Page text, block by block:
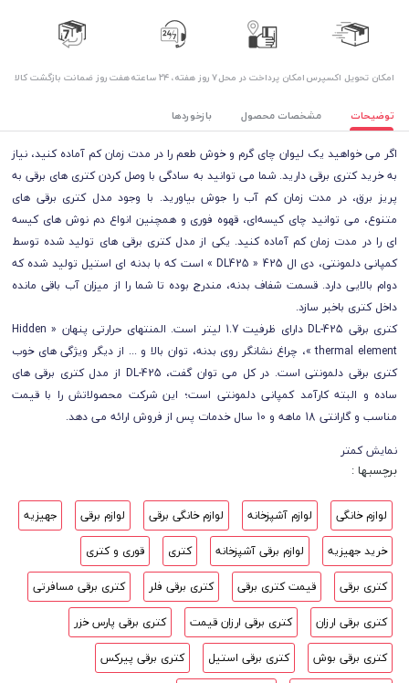
اﻣﮑﺎن ﺗﺤﻮﯾﻞ اﮐﺴﭙﺮسامکان پرداخت در محل۷ روز ﻫﻔﺘﻪ، ۲۴ ﺳﺎﻋﺘﻪ هفت روز ضمانت بازگشت کالا
توضیحات مشخصات محصول بازخوردها
اگر می خواهید یک لیوان چای گرم و خوش طعم را در مدت زمان کم آماده کنید، نیاز
به خرید کتری برقی دارید. شما می توانید به سادگی با وصل کردن کتری های برقی به
پریز برق، در مدت زمان کم آب را جوش بیاورید. با وجود مدل کتری برقی های
متنوع، می توانید چای کیسه‌ای، قهوه فوری و همچنین انواع دم نوش های کیسه
ای را در مدت زمان کم آماده کنید. یکی از مدل کتری برقی های تولید شده توسط
کمپانی دلمونتی، دی ال 425 « DL425 » است که با بدنه ای استیل تولید شده که
دوام بالایی دارد. قسمت شفاف بدنه، مندرج بوده تا شما را از میزان آب باقی مانده
داخل کتری باخبر سازد.
کتری برقی DL-425 دارای ظرفیت 1.7 لیتر است. المنتهای حرارتی پنهان « Hidden
thermal element »، چراغ نشانگر روی بدنه، توان بالا و ... از دیگر ویژگی های خوب
کتری برقی دلمونتی است. در کل می توان گفت، DL-425 از مدل کتری برقی های
ساده و البته کارآمد کمپانی دلمونتی است؛ این شرکت محصولاتش را با قیمت
مناسب و گارانتی 18 ماهه و 10 سال خدمات پس از فروش ارائه می دهد.
نمایش کمتر
برچسبها :
لوازم خانگی لوازم آشپزخانه لوازم خانگی برقی لوازم برقی
جهیزیه
خرید جهیزیه
لوازم برقی آشپزخانه کتری
قوری و کتری
کتری برقی
قیمت کتری برقی کتری برقی فلر
کتری برقی مسافرتی
کتری برقی ارزان
کتری برقی ارزان قیمت
کتری برقی پارس خزر
کتری برقی بوش
کتری برقی استیل
کتری برقی پیرکس